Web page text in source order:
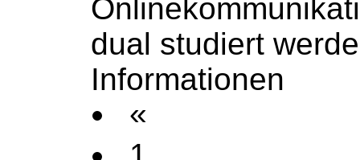
dual studiert
Informationen
«